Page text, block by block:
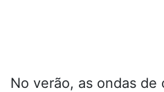
No verão, as ondas de